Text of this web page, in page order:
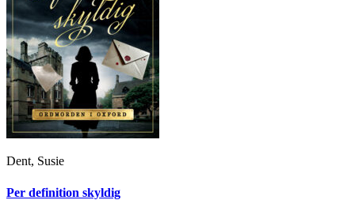
Dent, Susie
Per definition skyldig